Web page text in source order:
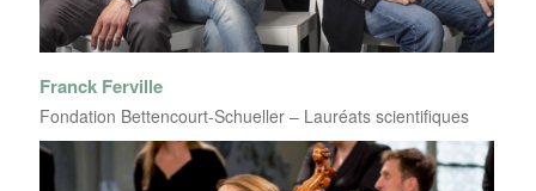
Franck Ferville
Fondation Bettencourt-Schueller – Lauréats scientifiques